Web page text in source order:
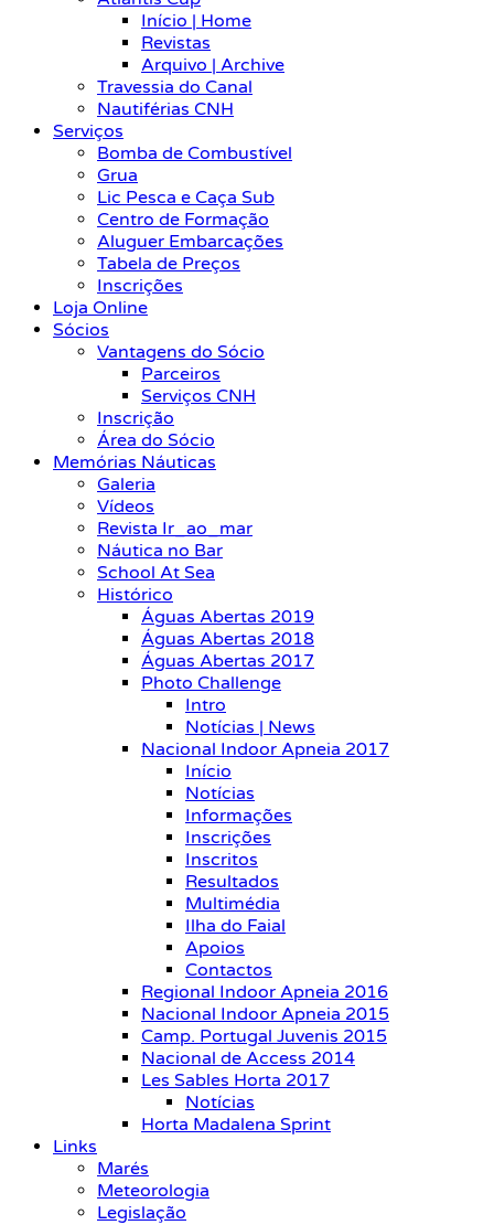
Início | Home
Revistas
Arquivo | Archive
Travessia do Canal
Nautiférias CNH
Serviços
Bomba de Combustível
Grua
Lic Pesca e Caça Sub
Centro de Formação
Aluguer Embarcações
Tabela de Preços
Inscrições
Loja Online
Sócios
Vantagens do Sócio
Parceiros
Serviços CNH
Inscrição
Área do Sócio
Memórias Náuticas
Galeria
Vídeos
Revista Ir_ao_mar
Náutica no Bar
School At Sea
Histórico
Águas Abertas 2019
Águas Abertas 2018
Águas Abertas 2017
Photo Challenge
Intro
Notícias | News
Nacional Indoor Apneia 2017
Início
Notícias
Informações
Inscrições
Inscritos
Resultados
Multimédia
Ilha do Faial
Apoios
Contactos
Regional Indoor Apneia 2016
Nacional Indoor Apneia 2015
Camp. Portugal Juvenis 2015
Nacional de Access 2014
Les Sables Horta 2017
Notícias
Horta Madalena Sprint
Links
Marés
Meteorologia
Legislação